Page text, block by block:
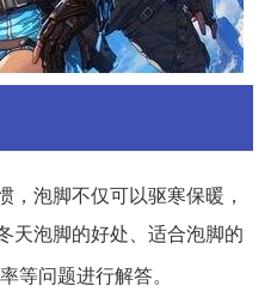
，泡脚不仅可以驱寒保暖，
天泡脚的好处、适合泡脚的
等问题进行解答。